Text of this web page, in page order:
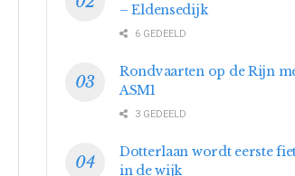
– Eldensedijk
6 GEDEELD
Rondvaarten op de Rijn
ASM1
3 GEDEELD
Dotterlaan wordt eerste
in de wijk